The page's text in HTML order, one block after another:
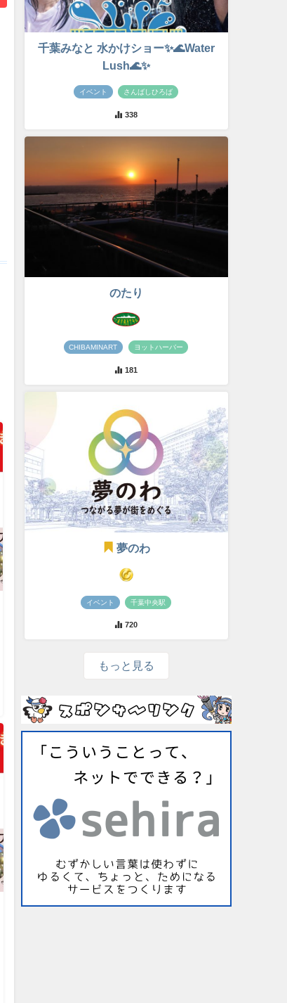
千葉みなと 水かけショー✨🌊Water
Lush🌊✨
イベント さんばしひろば
338
のたり
CHIBAMINART ヨットハーバー
181
夢のわ
イベント 千葉中央駅
720
もっと見る